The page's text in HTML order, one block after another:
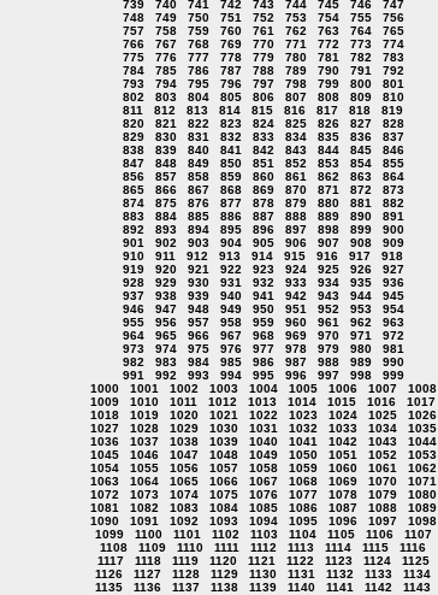
739
740 741 742 743 744 745 746
747
748
749 750 751 752 753 754 755
756
757
758 759 760 761 762 763 764
765
766
767 768 769 770 771 772 773
774
775
776 777 778 779 780 781 782
783
784
785 786 787 788 789 790 791
792
793
794 795 796 797 798 799 800
801
802
803 804 805 806 807 808 809
810
811
812 813 814 815 816 817 818
819
820
821 822 823 824 825 826 827
828
829
830 831 832 833 834 835 836
837
838
839 840 841 842 843 844 845
846
847
848 849 850 851 852 853 854
855
856
857 858 859 860 861 862 863
864
865
866 867 868 869 870 871 872
873
874
875 876 877 878 879 880 881
882
883
884 885 886 887 888 889 890
891
892
893 894 895 896 897 898 899
900
901
902 903 904 905 906 907 908
909
910
911 912 913 914 915 916 917
918
919
920 921 922 923 924 925 926
927
928
929 930 931 932 933 934 935
936
937
938 939 940 941 942 943 944
945
946
947 948 949 950 951 952 953
954
955
956 957 958 959 960 961 962
963
964
965 966 967 968 969 970 971
972
973
974 975 976 977 978 979 980
981
982
983 984 985 986 987 988 989
990
991
992 993 994 995 996 997 998
999
1000
1001 1002 1003 1004 1005 1006 1007
1008
1009
1010 1011 1012 1013 1014 1015 1016
1017
1018
1019 1020 1021 1022 1023 1024 1025
1026
1027
1028 1029 1030 1031 1032 1033 1034
1035
1036
1037 1038 1039 1040 1041 1042 1043
1044
1045
1046 1047 1048 1049 1050 1051 1052
1053
1054
1055 1056 1057 1058 1059 1060 1061
1062
1063
1064 1065 1066 1067 1068 1069 1070
1071
1072
1073 1074 1075 1076 1077 1078 1079
1080
1081
1082 1083 1084 1085 1086 1087 1088
1089
1090
1091 1092 1093 1094 1095 1096 1097
1098
1099
1100 1101 1102 1103 1104 1105 1106
1107
1108
1109 1110 1111 1112 1113 1114 1115
1116
1117
1118 1119 1120 1121 1122 1123 1124
1125
1126
1127 1128 1129 1130 1131 1132 1133
1134
1135
1136 1137 1138 1139 1140 1141 1142
1143